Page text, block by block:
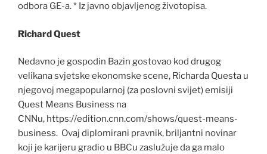
odbora GE-a. * Iz javno objavljenog životopisa.
Richard Quest
Nedavno je gospodin Bazin gostovao kod drugog
velikana svjetske ekonomske scene, Richarda Questa u
njegovoj megapopularnoj (za poslovni svijet) emisiji
Quest Means Business na
CNNu, https://edition.cnn.com/shows/quest-means-
business. Ovaj diplomirani pravnik, briljantni novinar
koji je karijeru gradio u BBCu zaslužuje da ga malo